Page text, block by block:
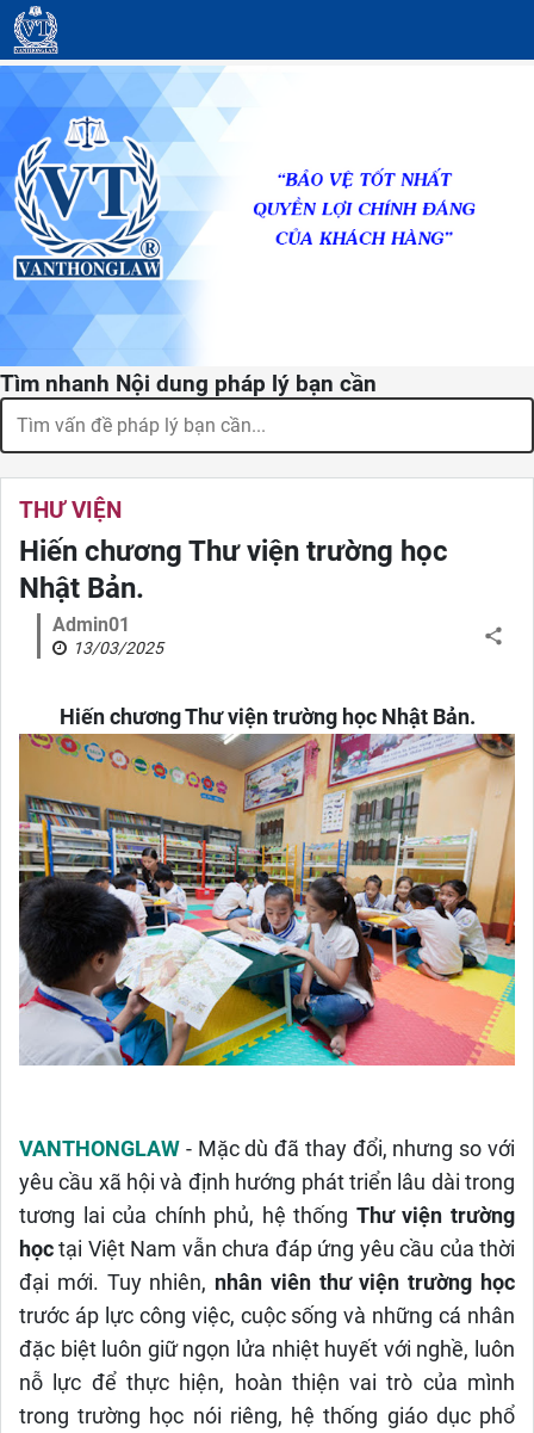
Tìm nhanh Nội dung pháp lý bạn cần
THƯ VIỆN
Hiến chương Thư viện trường học
Nhật Bản.
Admin01
13/03/2025
Hiến chương Thư viện trường học Nhật Bản.
VANTHONGLAW - Mặc dù đã thay đổi, nhưng so với
yêu cầu xã hội và định hướng phát triển lâu dài trong
tương lai của chính phủ, hệ thống Thư viện trường
họctại Việt Nam vẫn chưa đáp ứng yêu cầu của thời
đại mới. Tuy nhiên, nhân viên thư viện trường học
trước áp lực công việc, cuộc sống và những cá nhân
đặc biệt luôn giữ ngọn lửa nhiệt huyết với nghề, luôn
nỗ lực để thực hiện, hoàn thiện vai trò của mình
trong trường học nói riêng, hệ thống giáo dục phổ